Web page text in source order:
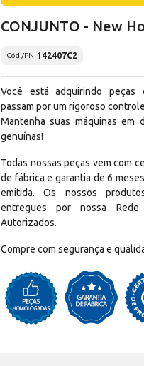
CONJUNTO - New
Cód./PN 142407C2
Você está adquirindo peças
passam por um rigoroso
Mantenha suas máquinas em
genuínas!
Todas nossas peças vem com
de fábrica e garantia de 6
emitida. Os nossos
entregues por nossa Rede
Autorizados.
Compre com segurança e